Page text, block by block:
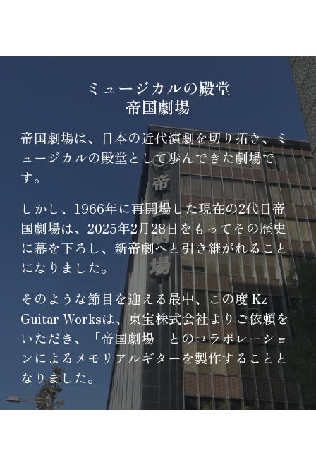
ミュージカルの殿堂
帝国劇場
帝国劇場は、日本の近代演劇を切り拓き、ミ
ュージカルの殿堂として歩んできた劇場で
す。
しかし、1966年に再開場した現在の2代目帝
国劇場は、2025年2月28日をもってその歴史
に幕を下ろし、新帝劇へと引き継がれること
になりました。
そのような節目を迎える最中、この度 Kz
Guitar Worksは、東宝株式会社よりご依頼を
いただき、「帝国劇場」とのコラボレーショ
ンによるメモリアルギターを製作することと
なりました。